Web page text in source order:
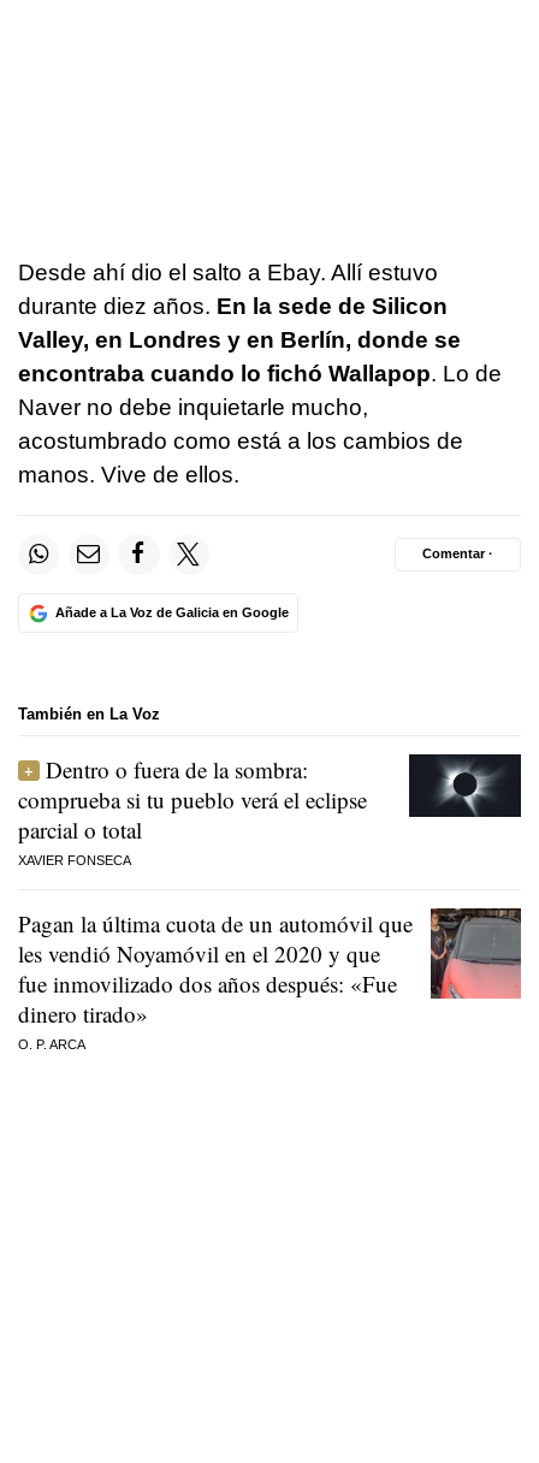
Desde ahí dio el salto a Ebay. Allí estuvo
durante diez años. En la sede de Silicon
Valley, en Londres y en Berlín, donde se
encontraba cuando lo fichó Wallapop. Lo de
Naver no debe inquietarle mucho,
acostumbrado como está a los cambios de
manos. Vive de ellos.
Añade a La Voz de Galicia en Google
Comentar ·
También en La Voz
Dentro o fuera de la sombra:
comprueba si tu pueblo verá el eclipse
parcial o total
XAVIER FONSECA
Pagan la última cuota de un automóvil que
les vendió Noyamóvil en el 2020 y que
fue inmovilizado dos años después: «Fue
dinero tirado»
O. P. ARCA